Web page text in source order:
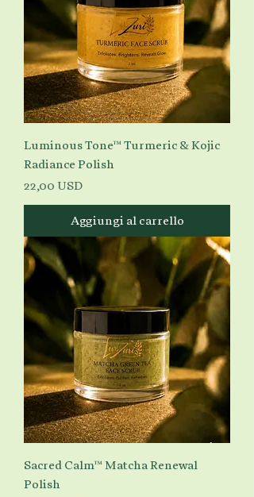
Luminous Tone™ Turmeric & Kojic
Radiance Polish
Prezzo
22,00 USD
Aggiungi al carrello
Sacred Calm™ Matcha Renewal
Polish